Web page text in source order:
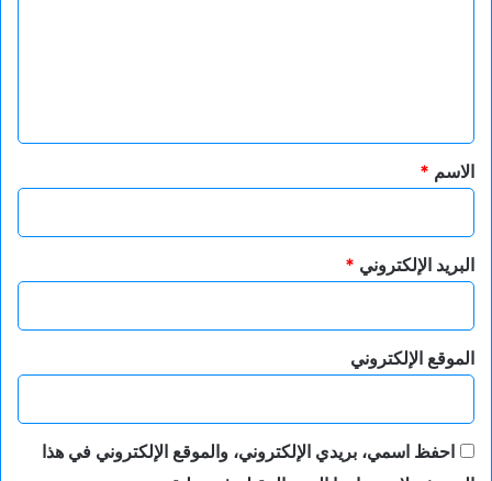
*
الاسم *
البريد الإلكتروني *
الموقع الإلكتروني
احفظ اسمي، بريدي الإلكتروني، والموقع الإلكتروني في هذا